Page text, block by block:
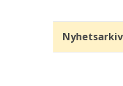
Nyhetsarkiv